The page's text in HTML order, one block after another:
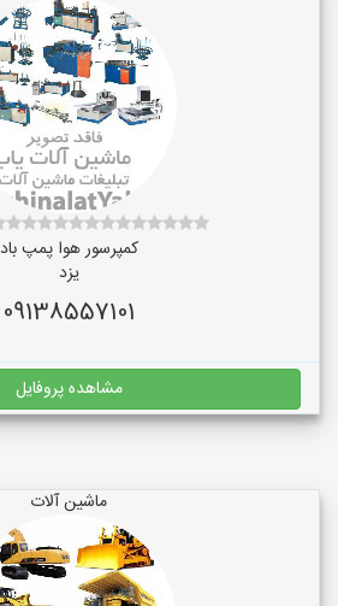
کمپرسور هوا پمپ باد
یزد
09138557101
مشاهده پروفایل
ماشین آلات